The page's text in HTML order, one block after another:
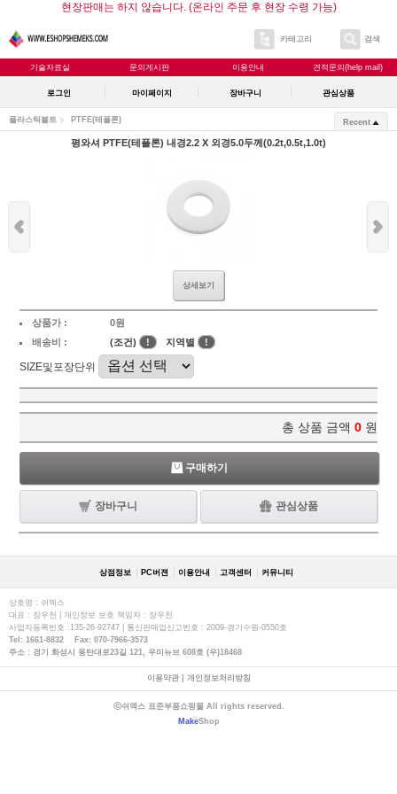
현장판매는 하지 않습니다. (온라인 주문 후 현장 수령 가능)
카테고리 검색
기술자료실 문의게시판 이용안내 견적문의(help mail)
로그인 마이페이지 장바구니 관심상품
플라스틱볼트 PTFE(테플론) Recent
평와셔 PTFE(테플론) 내경2.2 X 외경5.0두께(0.2t,0.5t,1.0t)
상세보기
상품가 :
0원
배송비 :
(조건) ! 지역별 !
SIZE및포장단위
총 상품 금액 0 원
구매하기
장바구니 관심상품
상점정보 PC버젼 이용안내 고객센터 커뮤니티
상호명 : 쉬멕스
대표 : 장우천 | 개인정보 보호 책임자 : 장우천
사업자등록번호 :135-26-92747 | 통신판매업신고번호 : 2009-경기수원-0550호
Tel: 1661-8832 Fax: 070-7966-3573
주소 : 경기 화성시 동탄대로23길 121, 우미뉴브 608호 (우)18468
이용약관| 개인정보처리방침
ⓒ쉬멕스 표준부품쇼핑몰 All rights reserved.
MakeShop